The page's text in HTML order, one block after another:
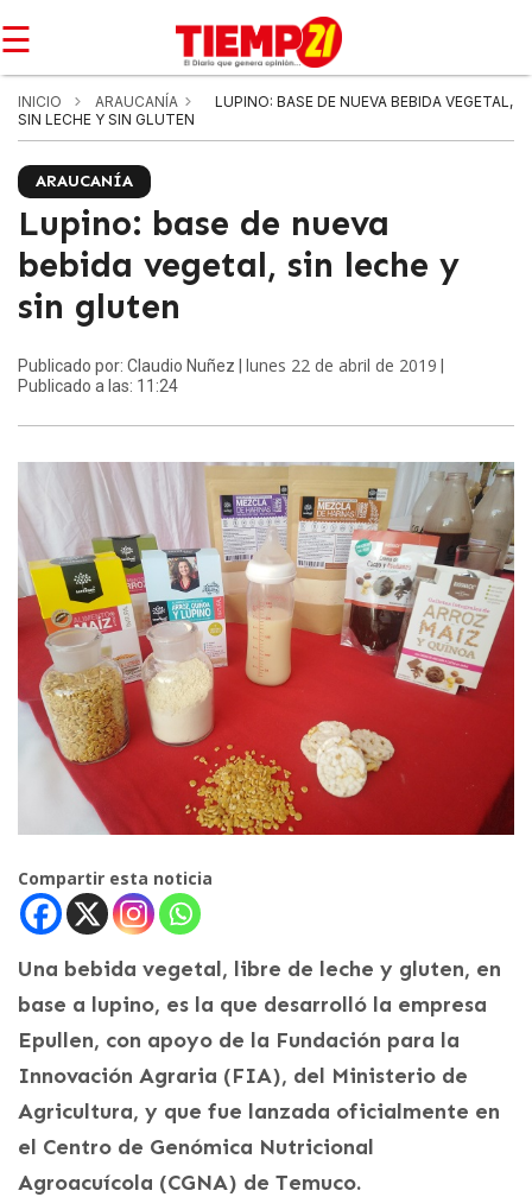
☰
INICIO ARAUCANÍA
LUPINO: BASE DE NUEVA BEBIDA VEGETAL,
SIN LECHE Y SIN GLUTEN
ARAUCANÍA
Lupino: base de nueva
bebida vegetal, sin leche y
sin gluten
Publicado por: Claudio Nuñez | lunes 22 de abril de 2019
Publicado a las: 11:24
Compartir esta noticia
Una bebida vegetal, libre de leche y gluten, en
base a lupino, es la que desarrolló la empresa
Epullen, con apoyo de la Fundación para la
Innovación Agraria (FIA), del Ministerio de
Agricultura, y que fue lanzada oficialmente en
el Centro de Genómica Nutricional
Agroacuícola (CGNA) de Temuco.